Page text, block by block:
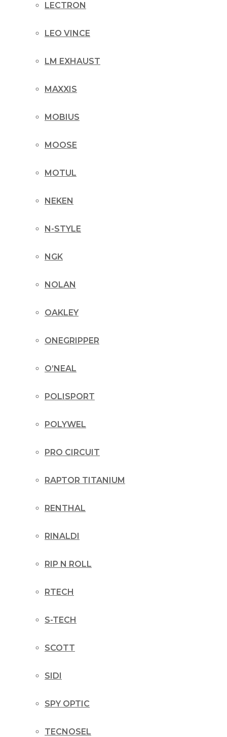
LECTRON
LEO VINCE
LM EXHAUST
MAXXIS
MOBIUS
MOOSE
MOTUL
NEKEN
N-STYLE
NGK
NOLAN
OAKLEY
ONEGRIPPER
O’NEAL
POLISPORT
POLYWEL
PRO CIRCUIT
RAPTOR TITANIUM
RENTHAL
RINALDI
RIP N ROLL
RTECH
S-TECH
SCOTT
SIDI
SPY OPTIC
TECNOSEL